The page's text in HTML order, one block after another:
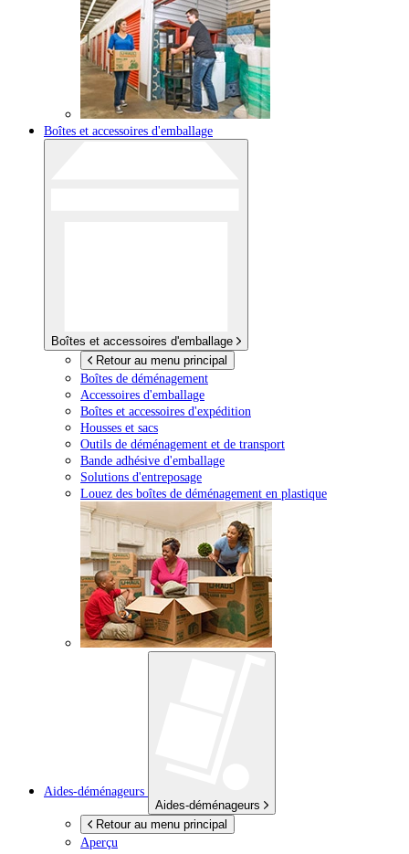
Boîtes et accessoires d'emballage
Boîtes et accessoires d'emballage
Retour au menu principal
Boîtes de déménagement
Accessoires d'emballage
Boîtes et accessoires d'expédition
Housses et sacs
Outils de déménagement et de transport
Bande adhésive d'emballage
Solutions d'entreposage
Louez des boîtes de déménagement en plastique
Aides-déménageurs
Aides-déménageurs
Retour au menu principal
Aperçu